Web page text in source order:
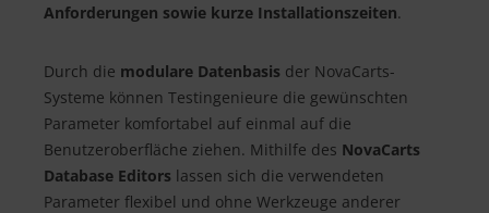
Anforderungen sowie kurze Installationszeiten.
Durch die modulare Datenbasis der NovaCarts-
Systeme können Testingenieure die gewünschten
Parameter komfortabel auf einmal auf die
Benutzeroberfläche ziehen. Mithilfe des NovaCarts
Database Editors lassen sich die verwendeten
Parameter flexibel und ohne Werkzeuge anderer